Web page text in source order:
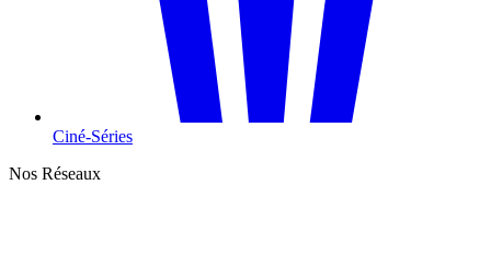
Ciné-Séries
Nos Réseaux